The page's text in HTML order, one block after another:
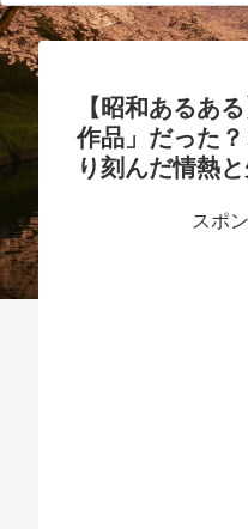
【昭和あるあ
作品」だった
り刻んだ情熱
スポ